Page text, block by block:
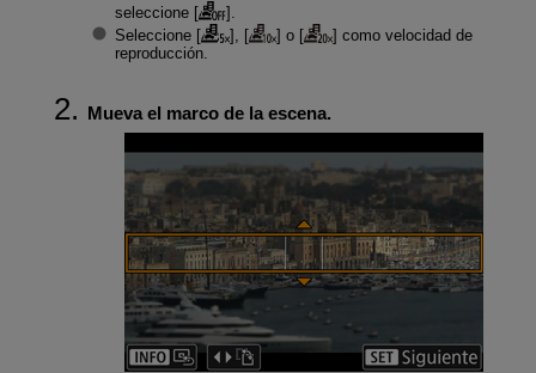
seleccione [
].
Seleccione [
], [ ] o [
] como velocidad de
reproducción.
Mueva el marco de la escena.